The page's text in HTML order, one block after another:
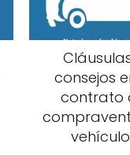
consejos
contrato